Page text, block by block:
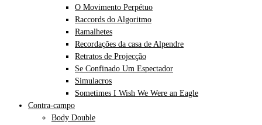
O Movimento Perpétuo
Raccords do Algoritmo
Ramalhetes
Recordações da casa de Alpendre
Retratos de Projecção
Se Confinado Um Espectador
Simulacros
Sometimes I Wish We Were an Eagle
Contra-campo
Body Double